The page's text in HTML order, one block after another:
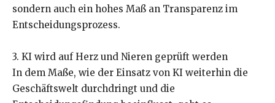
sondern auch ein hohes Maß an Transparenz im
Entscheidungsprozess.
3. KI wird auf Herz und Nieren geprüft werden
In dem Maße, wie der Einsatz von KI weiterhin die
Geschäftswelt durchdringt und die